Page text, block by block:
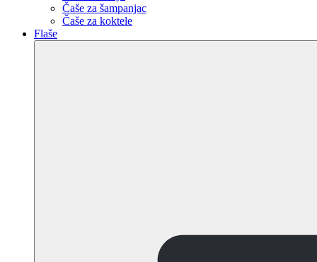
Čaše za šampanjac
Čaše za koktele
Flaše